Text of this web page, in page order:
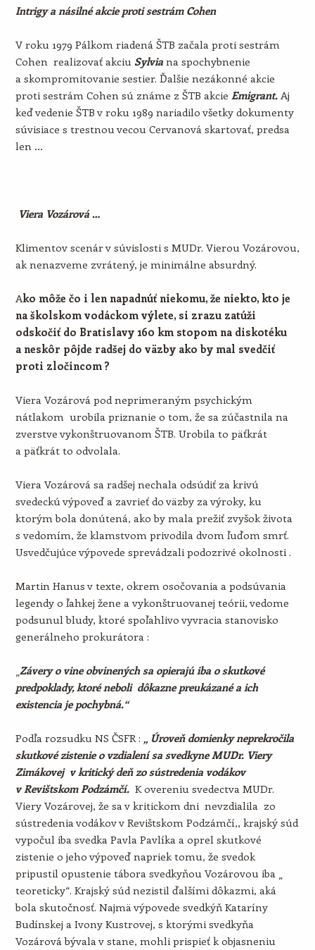
Intrigy a násilné akcie proti sestrám Cohen
V roku 1979 Pálkom riadená ŠTB začala proti sestrám
Cohen realizovať akciu Sylvia na spochybnenie
a skompromitovanie sestier. Ďalšie nezákonné akcie
proti sestrám Cohen sú známe z ŠTB akcie Emigrant.Aj
keď vedenie ŠTB v roku 1989 nariadilo všetky dokumenty
súvisiace s trestnou vecou Cervanová skartovať, predsa
len …
Viera Vozárová …
Klimentov scenár v súvislosti s MUDr. Vierou Vozárovou,
ak nenazveme zvrátený, je minimálne absurdný.
Ako môže čo i len napadnúť niekomu, že niekto, kto je
na školskom vodáckom výlete, si zrazu zatúži
odskočiť do Bratislavy 160 km stopom na diskotéku
a neskôr pôjde radšej do väzby ako by mal svedčiť
proti zločincom ?
Viera Vozárová pod neprimeraným psychickým
nátlakom urobila priznanie o tom, že sa zúčastnila na
zverstve vykonštruovanom ŠTB. Urobila to päťkrát
a päťkrát to odvolala.
Viera Vozárová sa radšej nechala odsúdiť za krivú
svedeckú výpoveď a zavrieť do väzby za výroky, ku
ktorým bola donútená, ako by mala prežiť zvyšok života
s vedomím, že klamstvom privodila dvom ľuďom smrť.
Usvedčujúce výpovede sprevádzali podozrivé okolnosti .
Martin Hanus v texte, okrem osočovania a podsúvania
legendy o ľahkej žene a vykonštruovanej teórii, vedome
podsunul bludy, ktoré spoľahlivo vyvracia stanovisko
generálneho prokurátora :
Závery o vine obvinených sa opierajú iba o skutkové
predpoklady, ktoré neboli dôkazne preukázané a ich
existencia je pochybná.“
Podľa rozsudku NS ČSFR : „ Úroveň domienky neprekročila
skutkové zistenie o vzdialení sa svedkyne MUDr. Viery
Zimákovej v kritický deň zo sústredenia vodákov
v Revištskom Podzámčí. K overeniu svedectva MUDr.
Viery Vozárovej, že sa v kritickom dni nevzdialila zo
sústredenia vodákov v Revištskom Podzámčí,, krajský súd
vypočul iba svedka Pavla Pavlíka a oprel skutkové
zistenie o jeho výpoveď napriek tomu, že svedok
pripustil opustenie tábora svedkyňou Vozárovou iba „
teoreticky“. Krajský súd nezistil ďalšími dôkazmi, aká
bola skutočnosť. Najmä výpovede svedkýň Kataríny
Budínskej a Ivony Kustrovej, s ktorými svedkyňa
Vozárová bývala v stane, mohli prispieť k objasneniu